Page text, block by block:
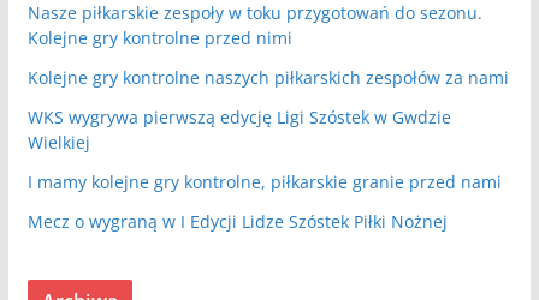
Nasze piłkarskie zespoły w toku przygotowań do sezonu.
Kolejne gry kontrolne przed nimi
Kolejne gry kontrolne naszych piłkarskich zespołów za nami
WKS wygrywa pierwszą edycję Ligi Szóstek w Gwdzie
Wielkiej
I mamy kolejne gry kontrolne, piłkarskie granie przed nami
Mecz o wygraną w I Edycji Lidze Szóstek Piłki Nożnej